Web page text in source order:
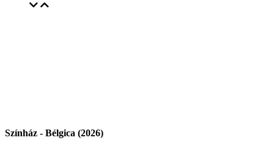
Színház - Bélgica (2026)